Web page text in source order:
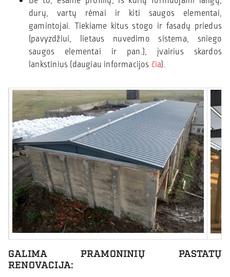
durų, vartų rėmai ir kiti saugos elementai,
gamintojai. Tiekiame kitus stogo ir fasadų priedus
(pavyzdžiui, lietaus nuvedimo sistema, sniego
saugos elementai ir pan.), įvairius skardos
lankstinius (daugiau informacijos čia).
GALIMA PRAMONINIŲ PASTATŲ
RENOVACIJA: